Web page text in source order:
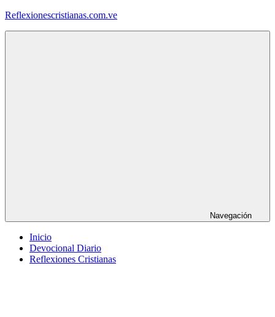
Saltar
Reflexionescristianas.com.ve
Navegación
Inicio
Devocional Diario
Reflexiones Cristianas